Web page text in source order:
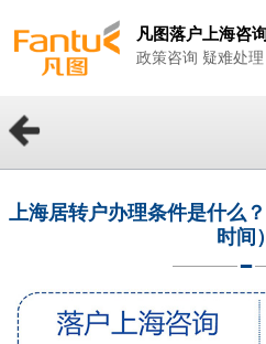
凡图落户上海咨
政策咨询 疑难处理
上海居转户办理条件是什么
时间）